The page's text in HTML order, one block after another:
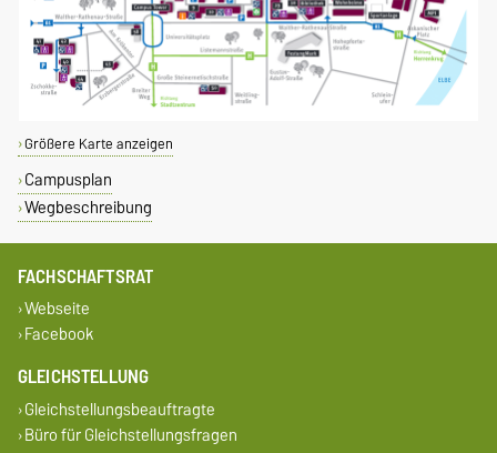
Größere Karte anzeigen
Campusplan
Wegbeschreibung
FACHSCHAFTSRAT
Webseite
Facebook
GLEICHSTELLUNG
Gleichstellungsbeauftragte
Büro für Gleichstellungsfragen